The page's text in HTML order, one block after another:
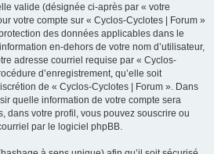
valide (désignée ci-après par « votre
votre compte sur « Cyclos-Cyclotes | Forum »
des données applicables dans le
en-dehors de votre nom d’utilisateur,
adresse courriel requise par « Cyclos-
d’enregistrement, qu’elle soit
de « Cyclos-Cyclotes | Forum ». Dans
quelle information de votre compte sera
dans votre profil, vous pouvez souscrire ou
par le logiciel phpBB.